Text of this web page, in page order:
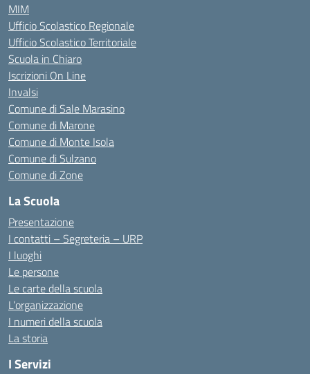
MIM
Ufficio Scolastico Regionale
Ufficio Scolastico Territoriale
Scuola in Chiaro
Iscrizioni On Line
Invalsi
Comune di Sale Marasino
Comune di Marone
Comune di Monte Isola
Comune di Sulzano
Comune di Zone
La Scuola
Presentazione
I contatti – Segreteria – URP
I luoghi
Le persone
Le carte della scuola
L’organizzazione
I numeri della scuola
La storia
I Servizi